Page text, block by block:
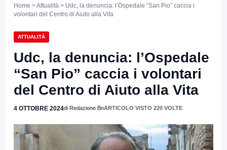
Home >Attualità > Udc, la denuncia: l’Ospedale “San Pio” caccia i
volontari del Centro di Aiuto alla Vita
ATTUALITÀ
Udc, la denuncia: l’Ospedale
“San Pio” caccia i volontari
del Centro di Aiuto alla Vita
4 OTTOBRE 2024di Redazione BnARTICOLO VISTO 220 VOLTE